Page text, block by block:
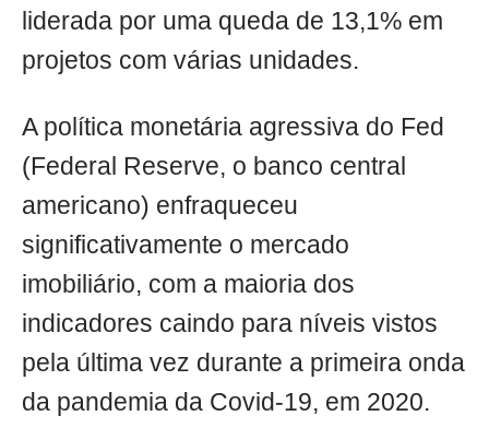
liderada por uma queda de 13,1% em
projetos com várias unidades.
A política monetária agressiva do Fed
(Federal Reserve, o banco central
americano) enfraqueceu
significativamente o mercado
imobiliário, com a maioria dos
indicadores caindo para níveis vistos
pela última vez durante a primeira onda
da pandemia da Covid-19, em 2020.